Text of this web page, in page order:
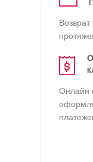
Онлайн